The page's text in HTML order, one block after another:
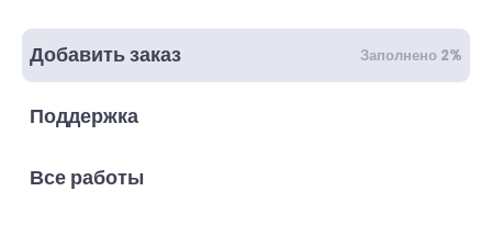
Добавить заказ Заполнено 2%
Поддержка
Все работы